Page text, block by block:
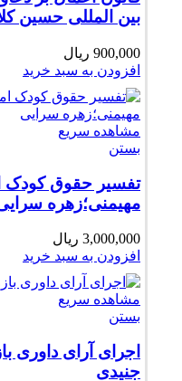
بین المللی حسین
900,000 ریال
افزودن به سبد خرید
مشاهده سریع
بستن
تفسیر حقوق کودک
مهیمنی؛زهره
3,000,000 ریال
افزودن به سبد خرید
مشاهده سریع
بستن
اجرای آرای داوری
جنیدی